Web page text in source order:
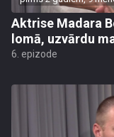
Aktrise Madara
lomā, uzvārdu
6. epizode